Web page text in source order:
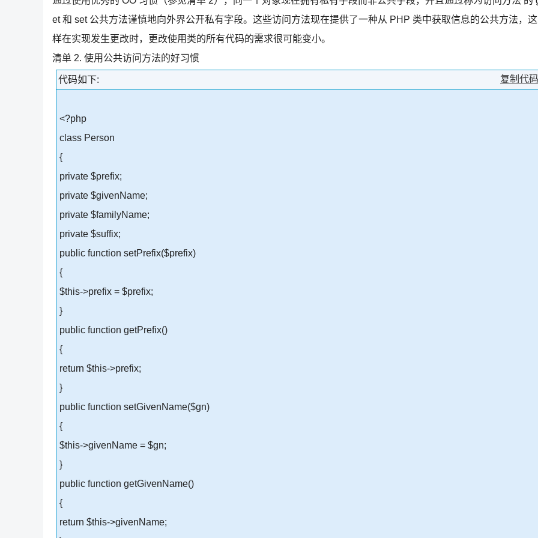
et 和 set 公共方法谨慎地向外界公开私有字段。这些访问方法现在提供了一种从 PHP 类中获取信息的公共方法，这
样在实现发生更改时，更改使用类的所有代码的需求很可能变小。
清单 2. 使用公共访问方法的好习惯
复制代码
代码如下:
<?php
class Person
{
private $prefix;
private $givenName;
private $familyName;
private $suffix;
public function setPrefix($prefix)
{
$this->prefix = $prefix;
}
public function getPrefix()
{
return $this->prefix;
}
public function setGivenName($gn)
{
$this->givenName = $gn;
}
public function getGivenName()
{
return $this->givenName;